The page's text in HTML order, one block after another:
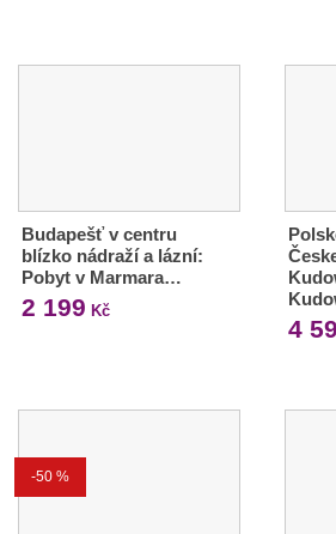
Budapešť v centru
blízko nádraží a lázní:
Pobyt v Marmara…
2 199 Kč
4
-50 %